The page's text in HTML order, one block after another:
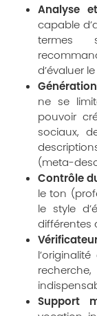
Analyse
capable
termes
d’évaluer
ne se
pouvoir
sociaux,
(meta-
Contrôle
le ton
le style
différentes
Support